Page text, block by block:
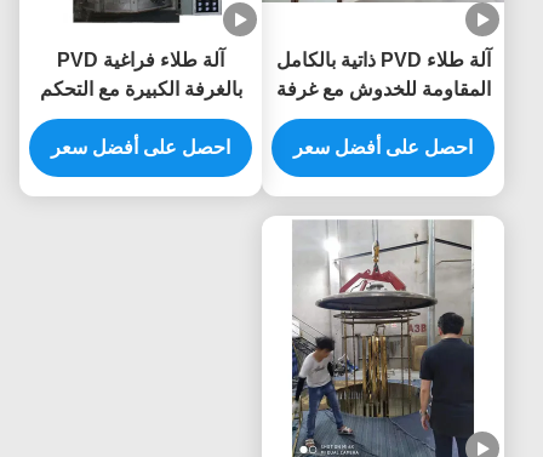
آلة طلاء PVD ذاتية بالكامل
المقاومة للخدوش مع غرفة
من الفولاذ المقاوم للصدأ
لأطر الأثاث
احصل على أفضل سعر
آلة طلاء فراغية PVD
بالغرفة الكبيرة مع التحكم
التلقائي الكامل لمعدات
طلاء الذهب المصنوعة
خصيصًا
احصل على أفضل سعر